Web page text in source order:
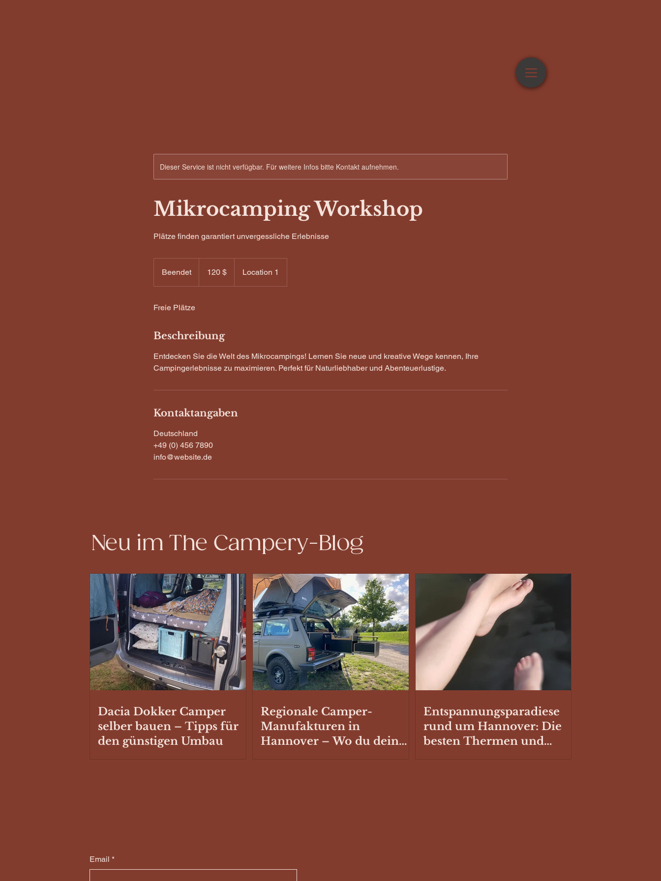
Dieser Service ist nicht verfügbar. Für weitere Infos bitte Kontakt aufnehmen.
Mikrocamping Workshop
Plätze finden garantiert unvergessliche Erlebnisse
Beendet
e
n
t
Dollar120 $ Location 1
Freie Plätze
Beschreibung
Entdecken Sie die Welt des Mikrocampings! Lernen Sie neue und kreative Wege kennen, Ihre
Campingerlebnisse zu maximieren. Perfekt für Naturliebhaber und Abenteuerlustige.
Kontaktangaben
Deutschland
+49 (0) 456 7890
info@website.de
Neu im The Campery-Blog
Dacia Dokker Camper
selber bauen – Tipps für
den günstigen Umbau
Regionale Camper-
Manufakturen in
Hannover – Wo du dein
Entspannungsparadiese
rund um Hannover: Die
besten Thermen und
Email *